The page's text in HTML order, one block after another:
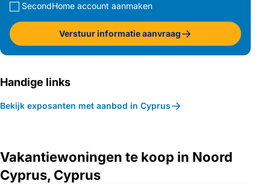
SecondHome account aanmaken
Verstuur informatie aanvraag
Handige links
Bekijk exposanten met aanbod in Cyprus
Vakantiewoningen te koop in Noord
Cyprus, Cyprus